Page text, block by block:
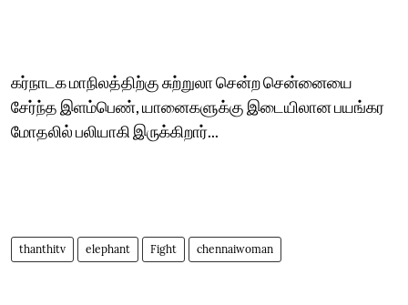
கர்நாடக மாநிலத்திற்கு சுற்றுலா சென்ற சென்னையை
சேர்ந்த இளம்பெண், யானைகளுக்கு இடையிலான பயங்கர
மோதலில் பலியாகி இருக்கிறார்...
thanthitv elephant Fight chennaiwoman